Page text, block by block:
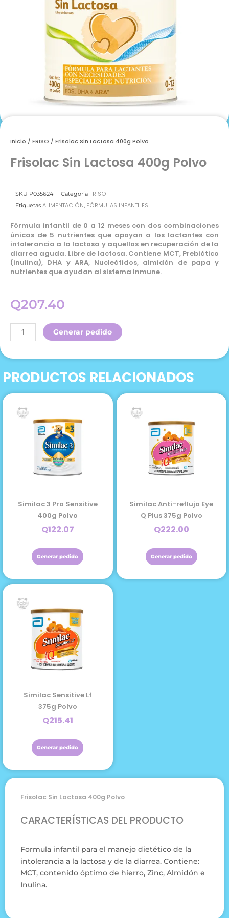
Inicio / FRISO / Frisolac Sin Lactosa 400g Polvo
Frisolac Sin Lactosa 400g Polvo
SKU P035624 Categoría FRISO
Etiquetas ALIMENTACIÓN, FÓRMULAS INFANTILES
Fórmula infantil de 0 a 12 meses con dos combinaciones
únicas de 5 nutrientes que apoyan a los lactantes con
intolerancia a la lactosa y aquellos en recuperación de la
diarrea aguda. Libre de lactosa. Contiene MCT, Prebiótico
(inulina), DHA y ARA, Nucleótidos, almidón de papa y
nutrientes que ayudan al sistema inmune.
Q207.40
Frisolac
Sin
Polvo
Generar pedido
Frisolac Sin Lactosa 400g Polvo
CARACTERÍSTICAS DEL PRODUCTO
Formula infantil para el manejo dietético de la
intolerancia a la lactosa y de la diarrea. Contiene:
MCT, contenido óptimo de hierro, Zinc, Almidón e
Inulina.
PRODUCTOS RELACIONADOS
Similac 3 Pro Sensitive
400g Polvo
Q122.07
Generar pedido
Similac Anti-reflujo Eye
Q Plus 375g Polvo
Q222.00
Generar pedido
Similac Sensitive Lf
375g Polvo
Q215.41
Generar pedido